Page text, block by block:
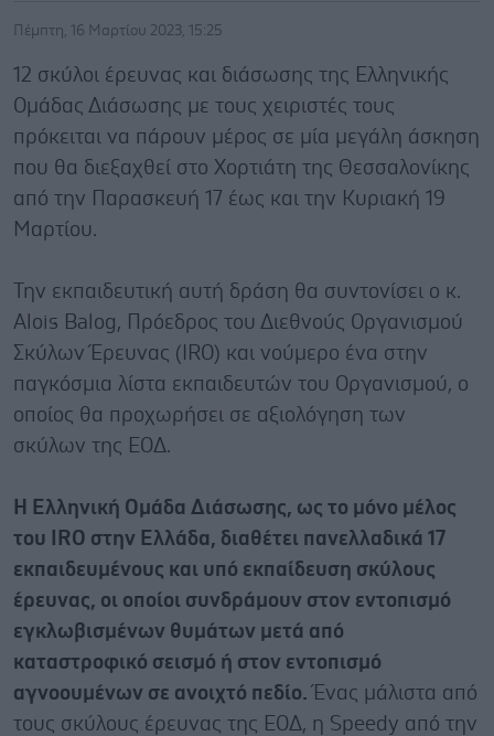
Πέμπτη, 16 Μαρτίου 2023, 15:25
12 σκύλοι έρευνας και διάσωσης της Ελληνικής
Ομάδας Διάσωσης με τους χειριστές τους
πρόκειται να πάρουν μέρος σε μία μεγάλη άσκηση
που θα διεξαχθεί στο Χορτιάτη της Θεσσαλονίκης
από την Παρασκευή 17 έως και την Κυριακή 19
Μαρτίου.
Την εκπαιδευτική αυτή δράση θα συντονίσει ο κ.
Alois Balog, Πρόεδρος του Διεθνούς Οργανισμού
Σκύλων Έρευνας (IRO) και νούμερο ένα στην
παγκόσμια λίστα εκπαιδευτών του Οργανισμού, ο
οποίος θα προχωρήσει σε αξιολόγηση των
σκύλων της ΕΟΔ.
Η Ελληνική Ομάδα Διάσωσης, ως το μόνο μέλος
του IRO στην Ελλάδα, διαθέτει πανελλαδικά 17
εκπαιδευμένους και υπό εκπαίδευση σκύλους
έρευνας, οι οποίοι συνδράμουν στον εντοπισμό
εγκλωβισμένων θυμάτων μετά από
καταστροφικό σεισμό ή στον εντοπισμό
αγνοουμένων σε ανοιχτό πεδίο. Ένας μάλιστα από
τους σκύλους έρευνας της ΕΟΔ, η Speedy από την